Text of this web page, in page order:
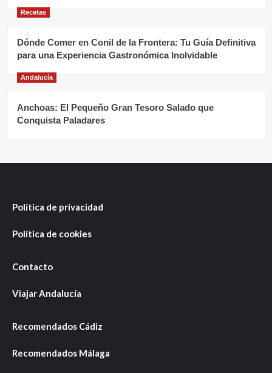
Recetas
Dónde Comer en Conil de la Frontera: Tu Guía Definitiva
para una Experiencia Gastronómica Inolvidable
Andalucía
Anchoas: El Pequeño Gran Tesoro Salado que
Conquista Paladares
Política de privacidad
Política de cookies
Contacto
Viajar Andalucía
Recomendados Cádiz
Recomendados Málaga